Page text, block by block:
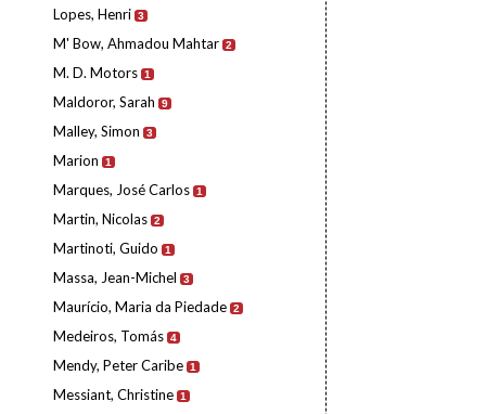
Lopes, Henri 3
M' Bow, Ahmadou Mahtar 2
M. D. Motors 1
Maldoror, Sarah 9
Malley, Simon 3
Marion 1
Marques, José Carlos 1
Martin, Nicolas 2
Martinoti, Guido 1
Massa, Jean-Michel 3
Maurício, Maria da Piedade 2
Medeiros, Tomás 4
Mendy, Peter Caribe 1
Messiant, Christine 1